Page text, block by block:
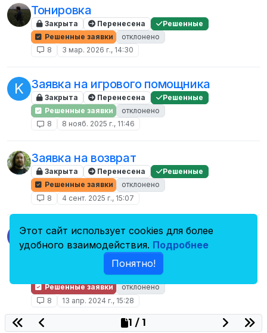
Тонировка
Закрыта Перенесена
Решенные
Решенные заявки
отклонено
8
3 мар. 2026 г., 14:30
K Заявка на игрового помощника
Закрыта Перенесена
Решенные
Решенные заявки
отклонено
8
8 нояб. 2025 г., 11:46
Заявка на возврат
Закрыта Перенесена
Решенные
Решенные заявки
отклонено
8
4 сент. 2025 г., 15:07
G Возвращение простого игрока в
добрый город(Заявка висит с
Перенесена
Решенные
Решенные заявки
отклонено
8
13 апр. 2024 г., 15:28
1 / 1
Этот сайт использует cookies для более
удобного взаимодействия. Подробнее
Понятно!